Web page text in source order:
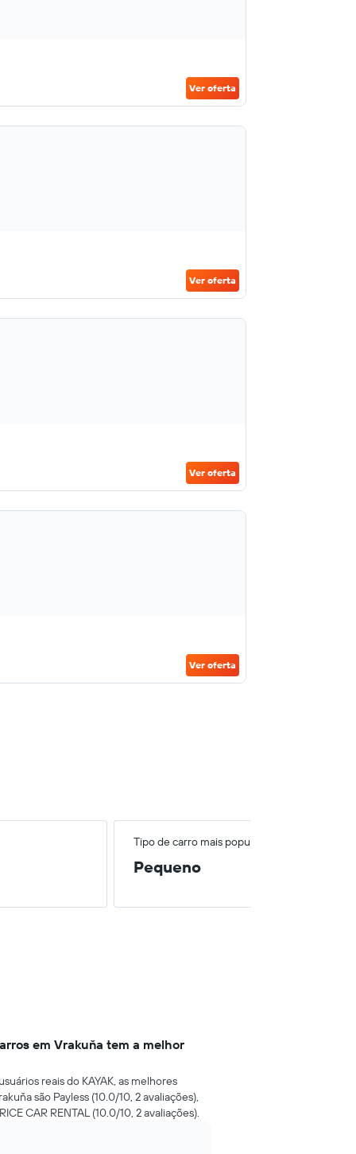
Ver oferta
Ver oferta
Ver oferta
Ver oferta
Tipo de carro mais popular
Pequeno
em Vrakuňa tem a melhor
reais do KAYAK, as melhores
são Payless (10.0/10, 2 avaliações),
CAR RENTAL (10.0/10, 2 avaliações).